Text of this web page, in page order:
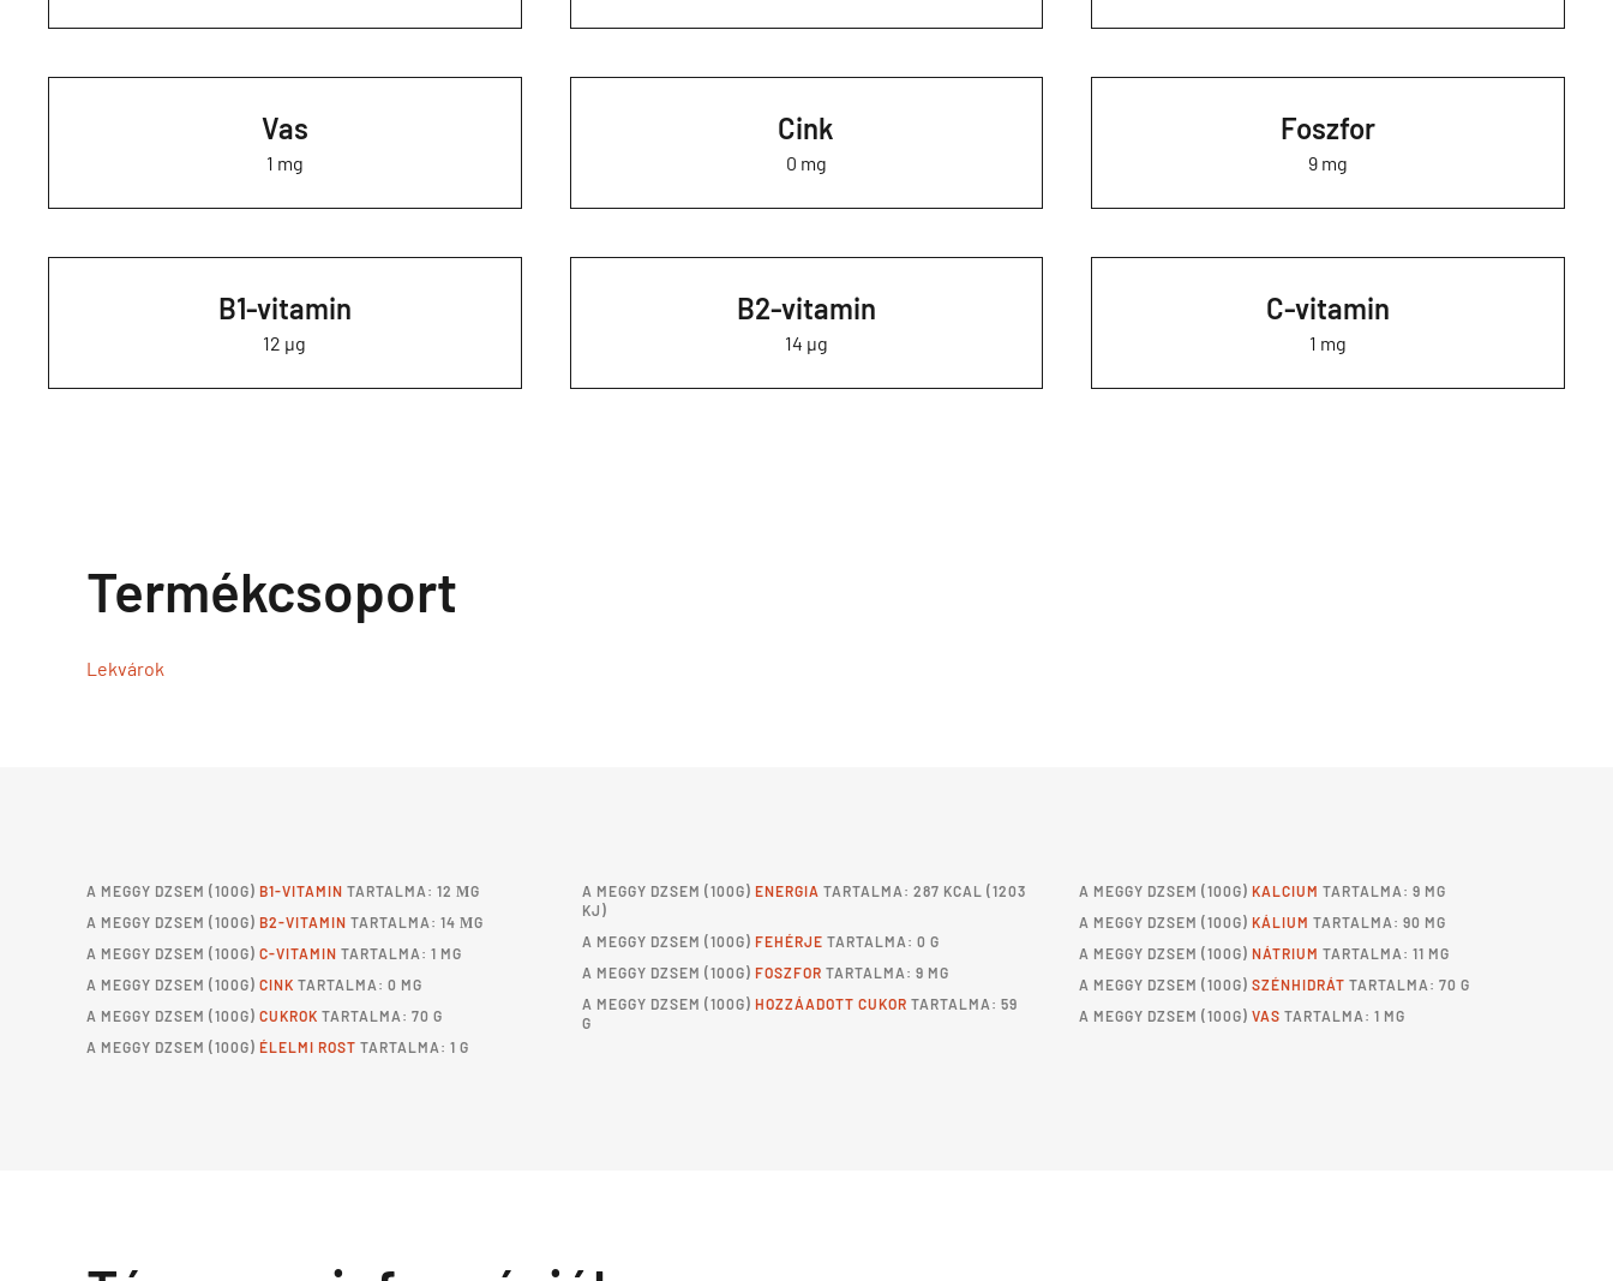
Vas
1 mg
Cink
0 mg
Foszfor
9 mg
B1-vitamin
12 µg
B2-vitamin
14 µg
C-vitamin
1 mg
Termékcsoport
Lekvárok
A MEGGY DZSEM (100G) B1-VITAMIN TARTALMA: 12 ΜG
A MEGGY DZSEM (100G) B2-VITAMIN TARTALMA: 14 ΜG
A MEGGY DZSEM (100G) C-VITAMIN TARTALMA: 1 MG
A MEGGY DZSEM (100G) CINK TARTALMA: 0 MG
A MEGGY DZSEM (100G) CUKROK TARTALMA: 70 G
A MEGGY DZSEM (100G) ÉLELMI ROST TARTALMA: 1 G
A MEGGY DZSEM (100G)ENERGIA TARTALMA: 287 KCAL (1203
KJ)
A MEGGY DZSEM (100G)FEHÉRJE TARTALMA: 0 G
A MEGGY DZSEM (100G)FOSZFOR TARTALMA: 9 MG
A MEGGY DZSEM (100G)HOZZÁADOTT CUKOR TARTALMA: 59
G
A MEGGY DZSEM (100G) KALCIUM TARTALMA: 9 MG
A MEGGY DZSEM (100G) KÁLIUM TARTALMA: 90 MG
A MEGGY DZSEM (100G) NÁTRIUM TARTALMA: 11 MG
A MEGGY DZSEM (100G) SZÉNHIDRÁT TARTALMA: 70 G
A MEGGY DZSEM (100G) VAS TARTALMA: 1 MG